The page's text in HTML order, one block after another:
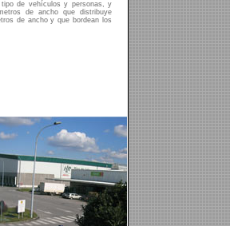
tipo de vehículos y personas, y
de ancho que distribuye
de ancho y que bordean los